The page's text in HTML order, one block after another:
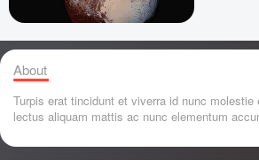
About
Turpis erat tincidunt et viverra id nunc
lectus aliquam mattis ac nunc elementum